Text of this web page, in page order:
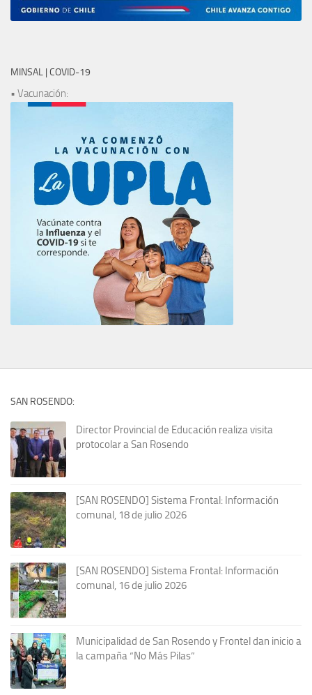
MINSAL | COVID-19
• Vacunación:
SAN ROSENDO:
Director Provincial de Educación realiza visita
protocolar a San Rosendo
[SAN ROSENDO] Sistema Frontal: Información
comunal, 18 de julio 2026
[SAN ROSENDO] Sistema Frontal: Información
comunal, 16 de julio 2026
Municipalidad de San Rosendo y Frontel dan inicio a
la campaña “No Más Pilas”